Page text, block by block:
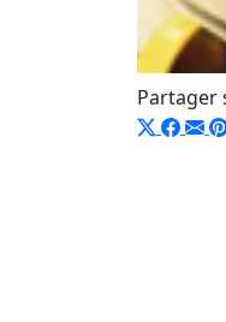
Partager